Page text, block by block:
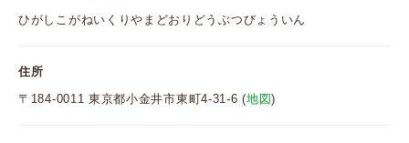
ひがしこがねいくりやまどおりどうぶつびょういん
住所
〒184-0011 東京都小金井市東町4-31-6 (地図)